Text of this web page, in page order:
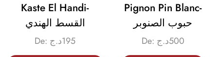
Kaste El Handi-
القسط الهندي
De: 195د.ج
Pignon Pin Blanc-
حبوب الصنوبر
De: 500د.ج